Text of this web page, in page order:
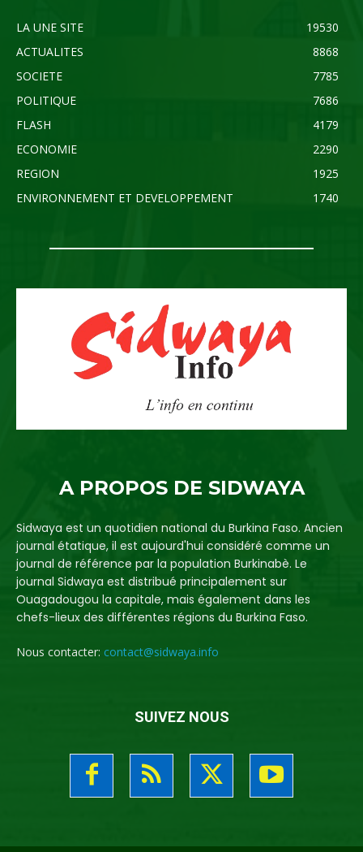
LA UNE SITE
19530
ACTUALITES
8868
SOCIETE
7785
POLITIQUE
7686
FLASH
4179
ECONOMIE
2290
REGION
1925
ENVIRONNEMENT ET DEVELOPPEMENT
1740
A PROPOS DE SIDWAYA
Sidwaya est un quotidien national du Burkina Faso. Ancien
journal étatique, il est aujourd'hui considéré comme un
journal de référence par la population Burkinabè. Le
journal Sidwaya est distribué principalement sur
Ouagadougou la capitale, mais également dans les
chefs-lieux des différentes régions du Burkina Faso.
Nous contacter: contact@sidwaya.info
SUIVEZ NOUS